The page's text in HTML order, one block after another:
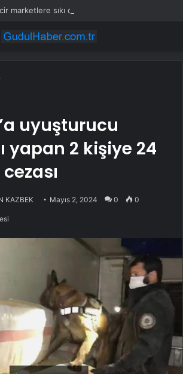
marketlere sıkı denetim
uyuşturucu
yapan 2 kişiye 24
KAZBEK Mayıs 2, 2024 0 0